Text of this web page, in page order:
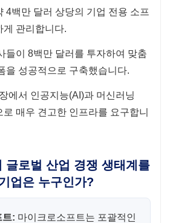
4백만 달러 상당의 기업 전용 소프
게 관리합니다.
들이 8백만 달러를 투자하여 맞춤
을 성공적으로 구축했습니다.
에서 인공지능(AI)과 머신러닝
로 매우 견고한 인프라를 요구합니
글로벌 산업 경쟁 생태계를
업은 누구인가?
트: 마이크로소프트는 포괄적인